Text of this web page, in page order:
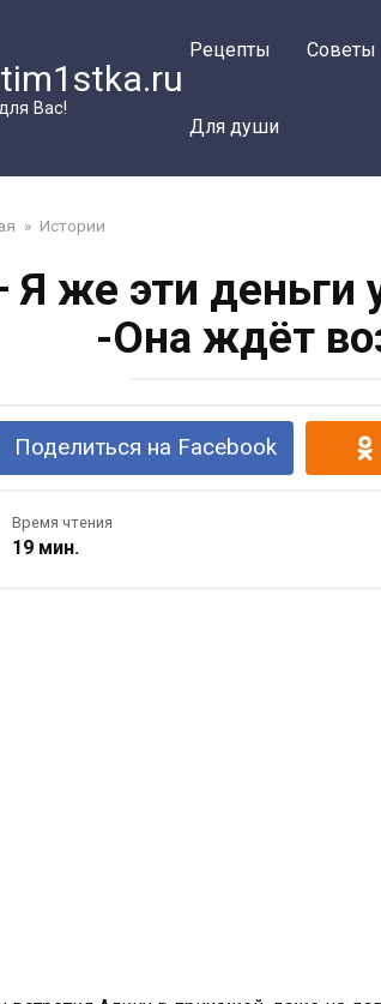
Вас!
Рецепты Советы
Для души
» Истории
Я же эти
-Она ждёт
Поделиться на Facebook
Время чтения
19 мин.